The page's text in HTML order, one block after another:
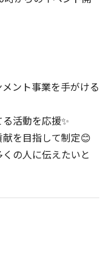
ント事業を手がける
活動を応援✨
を目指して制定😊
の人に伝えたいと